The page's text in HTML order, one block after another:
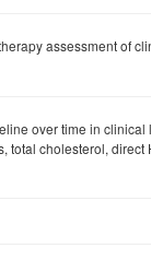
assessment of
over time in
total cholesterol, direct